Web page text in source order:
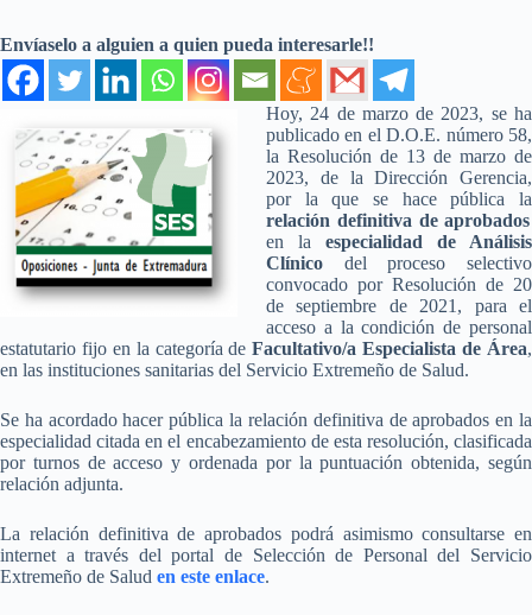
Envíaselo a alguien a quien pueda interesarle!!
Hoy, 24 de marzo de 2023, se ha
publicado en el D.O.E. número 58,
la Resolución de 13 de marzo de
2023, de la Dirección Gerencia,
por la que se hace pública la
relación definitiva de aprobados
en la especialidad de Análisis
Clínico del proceso selectivo
convocado por Resolución de 20
de septiembre de 2021, para el
acceso a la condición de personal
estatutario fijo en la categoría deFacultativo/a Especialista de Área,
en las instituciones sanitarias del Servicio Extremeño de Salud.
Se ha acordado hacer pública la relación definitiva de aprobados en la
especialidad citada en el encabezamiento de esta resolución, clasificada
por turnos de acceso y ordenada por la puntuación obtenida, según
relación adjunta.
La relación definitiva de aprobados podrá asimismo consultarse en
internet a través del portal de Selección de Personal del Servicio
Extremeño de Salud en este enlace.